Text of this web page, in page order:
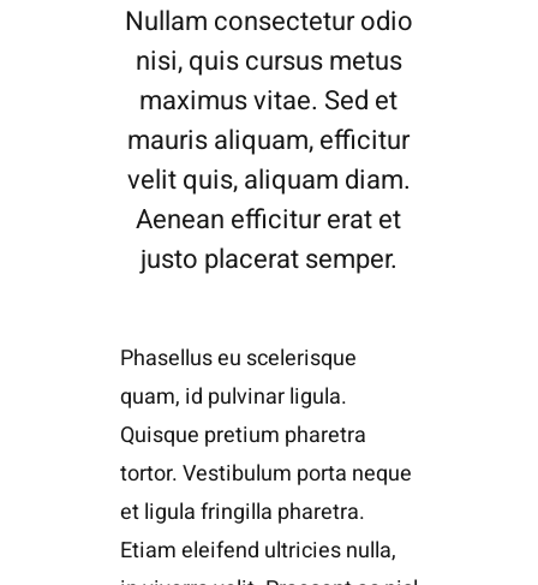
Nullam consectetur odio
nisi, quis cursus metus
maximus vitae. Sed et
mauris aliquam, efficitur
velit quis, aliquam diam.
Aenean efficitur erat et
justo placerat semper.
Phasellus eu scelerisque
quam, id pulvinar ligula.
Quisque pretium pharetra
tortor. Vestibulum porta neque
et ligula fringilla pharetra.
Etiam eleifend ultricies nulla,